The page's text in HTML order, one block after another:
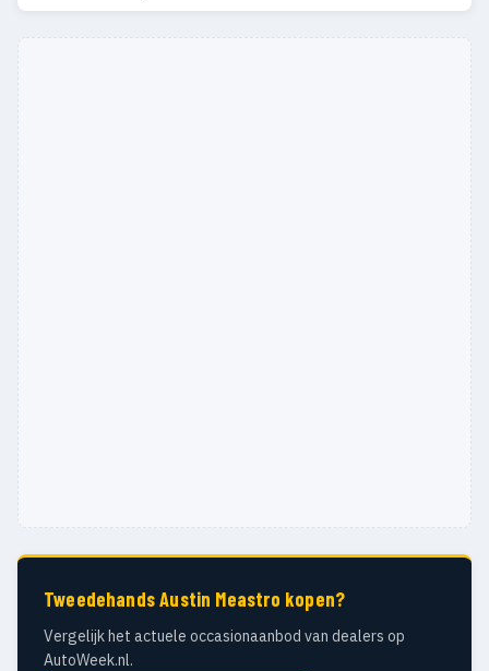
Tweedehands Austin Meastro kopen?
Vergelijk het actuele occasionaanbod van dealers op
AutoWeek.nl.